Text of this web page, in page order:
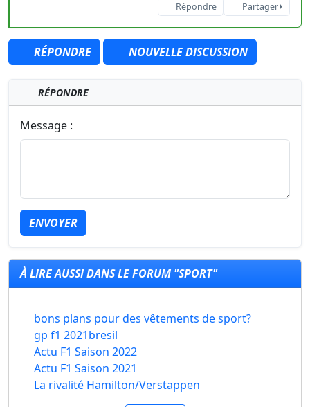
Répondre Partager
RÉPONDRE NOUVELLE DISCUSSION
RÉPONDRE
Message :
ENVOYER
À LIRE AUSSI DANS LE FORUM "SPORT"
bons plans pour des vêtements de sport?
gp f1 2021bresil
Actu F1 Saison 2022
Actu F1 Saison 2021
La rivalité Hamilton/Verstappen